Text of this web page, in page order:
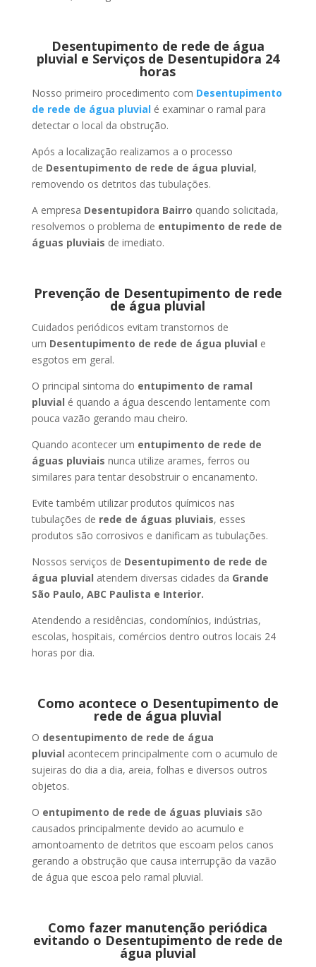
Desentupimento de rede de água
pluvial e Serviços de Desentupidora 24
horas
Nosso primeiro procedimento com Desentupimento
de rede de água pluvialé examinar o ramal para
detectar o local da obstrução.
Após a localização realizamos a o processo
de Desentupimento de rede de água pluvial,
removendo os detritos das tubulações.
A empresa Desentupidora Bairro quando solicitada,
resolvemos o problema de entupimento de rede de
águas pluviais de imediato.
Prevenção de Desentupimento de rede
de água pluvial
Cuidados periódicos evitam transtornos de
um Desentupimento de rede de água pluvial e
esgotos em geral.
O principal sintoma do entupimento de ramal
pluvial é quando a água descendo lentamente com
pouca vazão gerando mau cheiro.
Quando acontecer um entupimento de rede de
águas pluviais nunca utilize arames, ferros ou
similares para tentar desobstruir o encanamento.
Evite também utilizar produtos químicos nas
tubulações de rede de águas pluviais, esses
produtos são corrosivos e danificam as tubulações.
Nossos serviços de Desentupimento de rede de
água pluvial atendem diversas cidades da Grande
São Paulo, ABC Paulista e Interior.
Atendendo a residências, condomínios, indústrias,
escolas, hospitais, comércios dentro outros locais 24
horas por dia.
Como acontece o Desentupimento de
rede de água pluvial
O desentupimento de rede de água
pluvial acontecem principalmente com o acumulo de
sujeiras do dia a dia, areia, folhas e diversos outros
objetos.
O entupimento de rede de águas pluviais são
causados principalmente devido ao acumulo e
amontoamento de detritos que escoam pelos canos
gerando a obstrução que causa interrupção da vazão
de água que escoa pelo ramal pluvial.
Como fazer manutenção periódica
evitando o Desentupimento de rede de
água pluvial